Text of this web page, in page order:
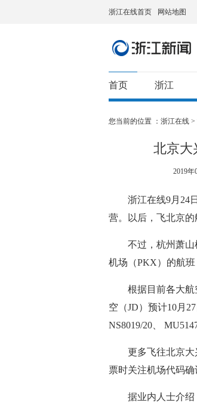
浙江在线首页 网站地图
首页 浙江
您当前的位置 ： 浙江在线 >
北京大
2019年
浙江在线9月24
营。以后，飞北京的
不过，杭州萧山
机场（PKX）的航班
根据目前各大
空（JD）预计10月
NS8019/20、
更多飞往北京
票时关注机场代码确
据业内人士介